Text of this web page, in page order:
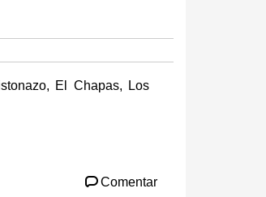
Comentar
El Chapas, Los